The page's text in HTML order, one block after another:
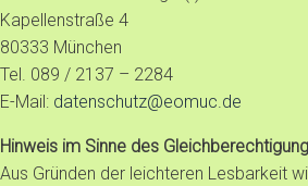
Kapellenstraße 4
80333 München
Tel. 089 / 2137 – 2284
E-Mail: datenschutz@eomuc.de
Hinweis im Sinne des
Aus Gründen der leichteren Lesbarkeit